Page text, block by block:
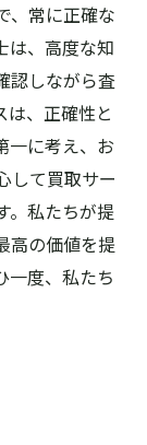
、常に正確な
は、高度な知
認しながら査
は、正確性と
一に考え、お
して買取サー
。私たちが提
高の価値を提
一度、私たち